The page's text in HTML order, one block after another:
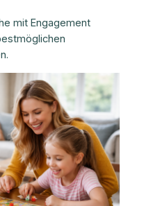
mit Engagement